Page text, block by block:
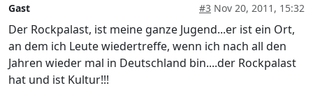
Gast #3 Nov 20, 2011, 15:32
Der Rockpalast, ist meine ganze Jugend...er ist ein Ort,
an dem ich Leute wiedertreffe, wenn ich nach all den
Jahren wieder mal in Deutschland bin....der Rockpalast
hat und ist Kultur!!!